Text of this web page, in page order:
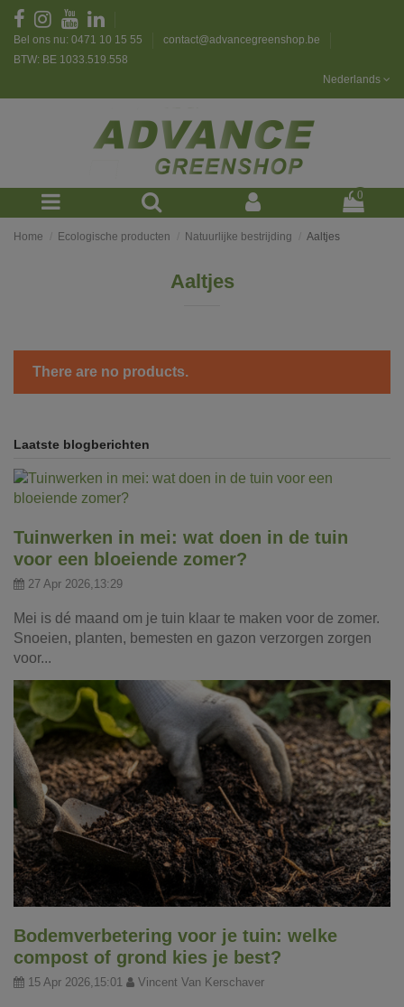
Bel ons nu: 0471 10 15 55
contact@advancegreenshop.be
BTW: BE 1033.519.558
Nederlands
0
Home Ecologische producten Natuurlijke bestrijding Aaltjes
Aaltjes
There are no products.
Laatste blogberichten
Tuinwerken in mei: wat doen in de tuin
voor een bloeiende zomer?
27 Apr 2026,13:29
Mei is dé maand om je tuin klaar te maken voor de zomer.
Snoeien, planten, bemesten en gazon verzorgen zorgen
voor...
Bodemverbetering voor je tuin: welke
compost of grond kies je best?
15 Apr 2026,15:01 Vincent Van Kerschaver